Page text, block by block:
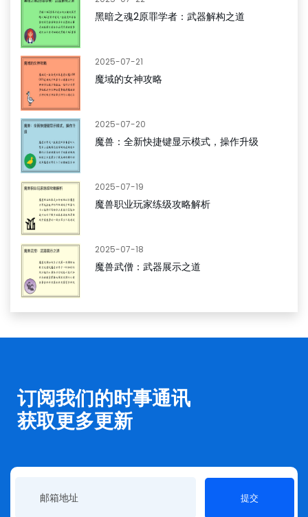
黑暗之魂2原罪学者：武器解构之道
2025-07-21
魔域的女神攻略
2025-07-20
魔兽：全新快捷键显示模式，操作升级
2025-07-19
魔兽职业玩家练级攻略解析
2025-07-18
魔兽武僧：武器展示之道
订阅我们的时事通讯
获取更多更新
提交